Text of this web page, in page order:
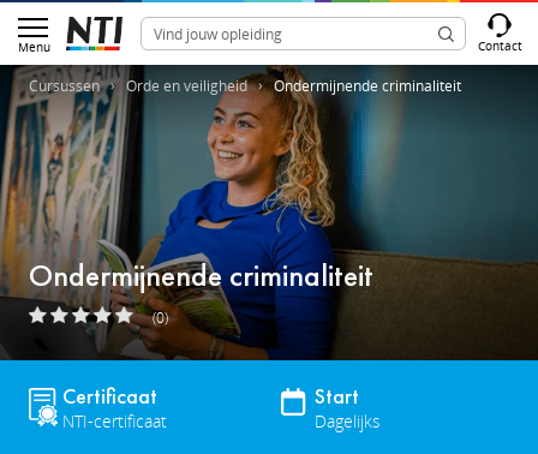
Menu Contact
Cursussen Orde en veiligheid Ondermijnende criminaliteit
Ondermijnende criminaliteit
(0)
Certificaat
NTI-certificaat
Start
Dagelijks